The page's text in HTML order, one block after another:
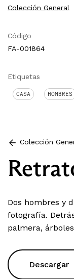
Colección General
Código
FA-001864
Etiquetas
CASA HOMBRES
Colección
Dos hombres y
fotografía.
palmera,
Descargar